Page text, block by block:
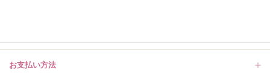
お支払い方法